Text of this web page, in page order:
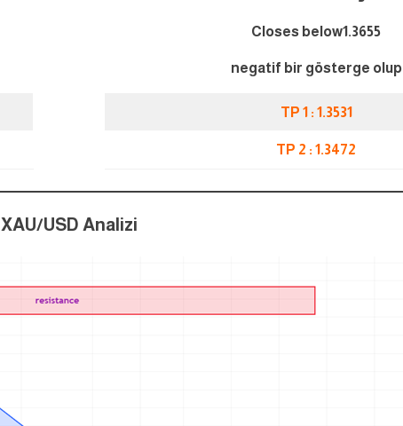
Closes below1.3655
negatif bir gösterge olup
TP 1 : 1.3531
TP 2 : 1.3472
XAU/USD Analizi